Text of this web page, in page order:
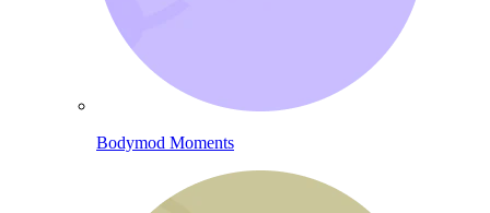
Bodymod Moments